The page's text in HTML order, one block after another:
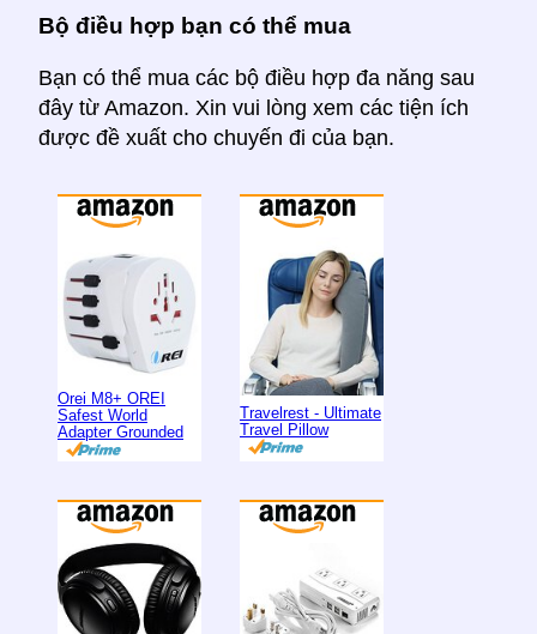
Bộ điều hợp bạn có thể mua
Bạn có thể mua các bộ điều hợp đa năng sau
đây từ Amazon. Xin vui lòng xem các tiện ích
được đề xuất cho chuyến đi của bạn.
Orei M8+ OREI
Safest World
Adapter Grounded
Travelrest - Ultimate
Travel Pillow